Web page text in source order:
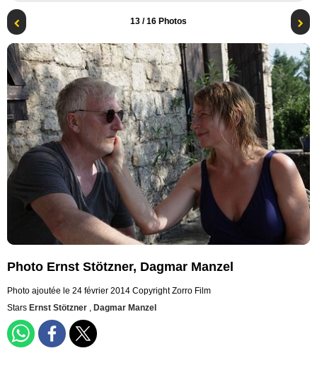
13 / 16 Photos
Photo Ernst Stötzner, Dagmar Manzel
Photo ajoutée le 24 février 2014 Copyright Zorro Film
Stars Ernst Stötzner , Dagmar Manzel